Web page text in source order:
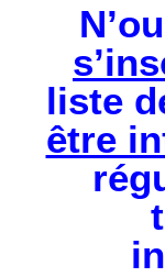
liste
être